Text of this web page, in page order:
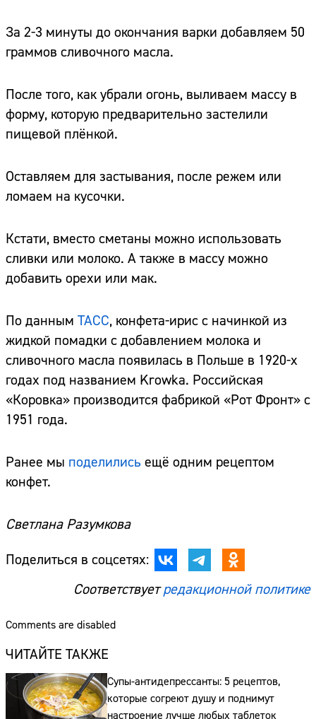
За 2-3 минуты до окончания варки добавляем 50
граммов сливочного масла.
После того, как убрали огонь, выливаем массу в
форму, которую предварительно застелили
пищевой плёнкой.
Оставляем для застывания, после режем или
ломаем на кусочки.
Кстати, вместо сметаны можно использовать
сливки или молоко. А также в массу можно
добавить орехи или мак.
По данным ТАСС, конфета-ирис с начинкой из
жидкой помадки с добавлением молока и
сливочного масла появилась в Польше в 1920-х
годах под названием Krowka. Российская
«Коровка» производится фабрикой «Рот Фронт» с
1951 года.
Ранее мы поделились ещё одним рецептом
конфет.
Светлана Разумкова
Поделиться в соцсетях:
Соответствуетредакционной политике
Comments are disabled
ЧИТАЙТЕ ТАКЖЕ
Супы-антидепрессанты: 5 рецептов,
которые согреют душу и поднимут
настроение лучше любых таблеток